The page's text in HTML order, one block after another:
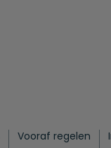
Vooraf regelen